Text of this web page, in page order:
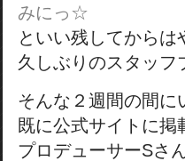
みにっ☆
といい残してからは
久しぶりのスタッフ
そんな２週間の間に
既に公式サイトに掲
プロデューサーSさ